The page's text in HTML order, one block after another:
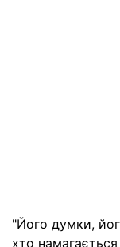
"Його думки,
хто